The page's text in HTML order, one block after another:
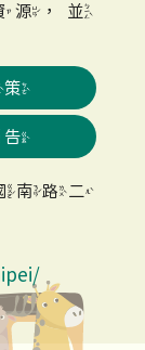
源，並
策
告
南路二